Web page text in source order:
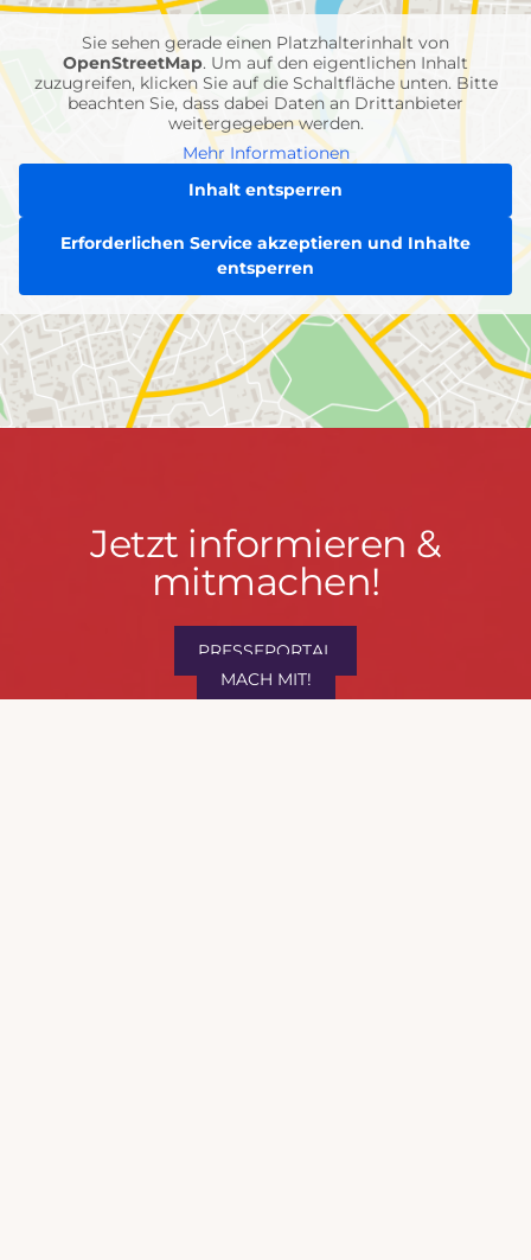
Sie sehen gerade einen Platzhalterinhalt von
OpenStreetMap. Um auf den eigentlichen Inhalt
zuzugreifen, klicken Sie auf die Schaltfläche unten. Bitte
beachten Sie, dass dabei Daten an Drittanbieter
weitergegeben werden.
Mehr Informationen
Inhalt entsperren
Erforderlichen Service akzeptieren und Inhalte
entsperren
Jetzt
informieren
mitmachen!
Jetzt informieren &
mitmachen!
PRESSEPORTAL
MACH MIT!